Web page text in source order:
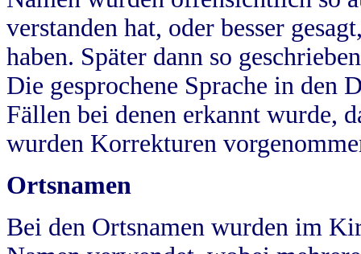
verstanden hat, oder besser
haben. Später dann so
Die gesprochene Sprache in
Fällen bei denen erkannt wurde,
wurden Korrekturen
Ortsnamen
Bei den Ortsnamen wurden im